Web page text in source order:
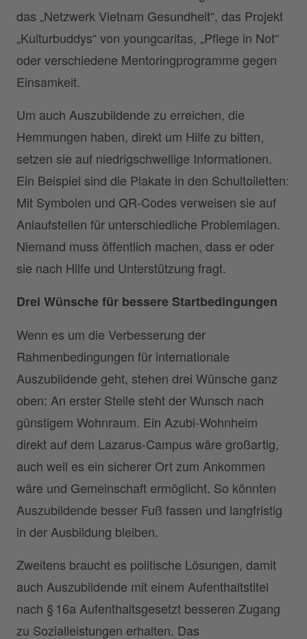
das „Netzwerk Vietnam Gesundheit“, das Projekt
„Kulturbuddys“ von youngcaritas, „Pflege in Not“
oder verschiedene Mentoringprogramme gegen
Einsamkeit.
Um auch Auszubildende zu erreichen, die
Hemmungen haben, direkt um Hilfe zu bitten,
setzen sie auf niedrigschwellige Informationen.
Ein Beispiel sind die Plakate in den Schultoiletten:
Mit Symbolen und QR-Codes verweisen sie auf
Anlaufstellen für unterschiedliche Problemlagen.
Niemand muss öffentlich machen, dass er oder
sie nach Hilfe und Unterstützung fragt.
Drei Wünsche für bessere Startbedingungen
Wenn es um die Verbesserung der
Rahmenbedingungen für internationale
Auszubildende geht, stehen drei Wünsche ganz
oben: An erster Stelle steht der Wunsch nach
günstigem Wohnraum. Ein Azubi-Wohnheim
direkt auf dem Lazarus-Campus wäre großartig,
auch weil es ein sicherer Ort zum Ankommen
wäre und Gemeinschaft ermöglicht. So könnten
Auszubildende besser Fuß fassen und langfristig
in der Ausbildung bleiben.
Zweitens braucht es politische Lösungen, damit
auch Auszubildende mit einem Aufenthaltstitel
nach § 16a Aufenthaltsgesetzt besseren Zugang
zu Sozialleistungen erhalten. Das